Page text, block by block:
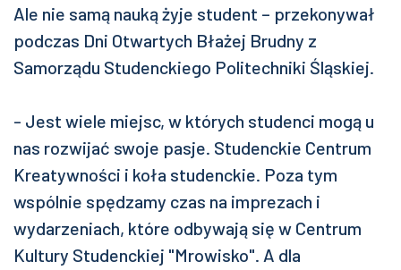
Ale nie samą nauką żyje student – przekonywał
podczas Dni Otwartych Błażej Brudny z
Samorządu Studenckiego Politechniki Śląskiej.
- Jest wiele miejsc, w których studenci mogą u
nas rozwijać swoje pasje. Studenckie Centrum
Kreatywności i koła studenckie. Poza tym
wspólnie spędzamy czas na imprezach i
wydarzeniach, które odbywają się w Centrum
Kultury Studenckiej "Mrowisko". A dla